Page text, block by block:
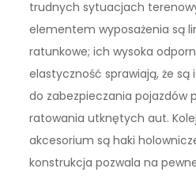
trudnych sytuacjach
elementem wyposażenia są
ratunkowe; ich wysoka
elastyczność sprawiają, że
do zabezpieczania pojazdów
ratowania utknętych aut.
akcesorium są haki
konstrukcja pozwala na